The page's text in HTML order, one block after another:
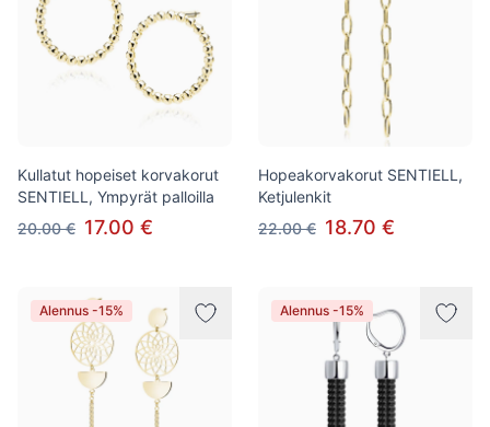
Kullatut hopeiset korvakorut
SENTIELL, Ympyrät palloilla
20.00 € 17.00 €
Hopeakorvakorut SENTIELL,
Ketjulenkit
22.00 € 18.70 €
Alennus -15% Alennus -15%